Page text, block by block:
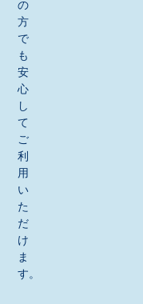
の
方
で
も
安
心
し
て
ご
利
用
い
た
だ
け
ま
す。